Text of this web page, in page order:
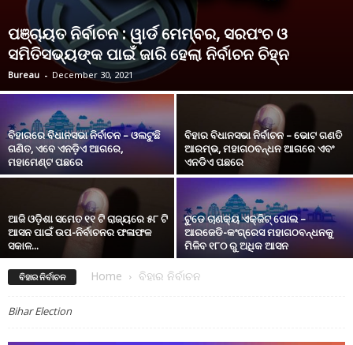
ପଞ୍ଚାୟତ ନିର୍ବାଚନ : ୱାର୍ଡ ମେମ୍ବର, ସରପଂଚ ଓ
ସମିତିସଭ୍ୟଙ୍କ ପାଇଁ ଜାରି ହେଲା ନିର୍ବାଚନ ଚିହ୍ନ
Bureau - December 30, 2021
ବିହାରରେ ବିଧାନସଭା ନିର୍ବାଚନ – ଓଲଟୁଛି
ଗଣିତ, ଏବେ ଏନଡ଼ିଏ ଆଗରେ,
ମହାମେଣ୍ଟ ପଛରେ
ବିହାର ବିଧାନସଭା ନିର୍ବାଚନ – ଭୋଟ ଗଣତି
ଆରମ୍ଭ, ମହାଗଠବନ୍ଧନ ଆଗରେ ଏବଂ
ଏନଡିଏ ପଛରେ
ଆଜି ଓଡ଼ିଶା ସମେତ ୧୧ ଟି ରାଜ୍ୟରେ ୫୮ ଟି
ଆସନ ପାଇଁ ଉପ-ନିର୍ବାଚନର ଫଳାଫଳ
ସକାଳ...
ଟୁଡେ ଚାଣକ୍ୟ ଏକ୍ଜିଟ୍ ପୋଲ –
ଆରଜେଡି-କଂଗ୍ରେସ ମହାଗଠବନ୍ଧନକୁ
ମିଳିବ ୧୮୦ ରୁ ଅଧିକ ଆସନ
ବିହାର ନିର୍ବାଚନ Home ବିହାର ନିର୍ବାଚନ
Bihar Election